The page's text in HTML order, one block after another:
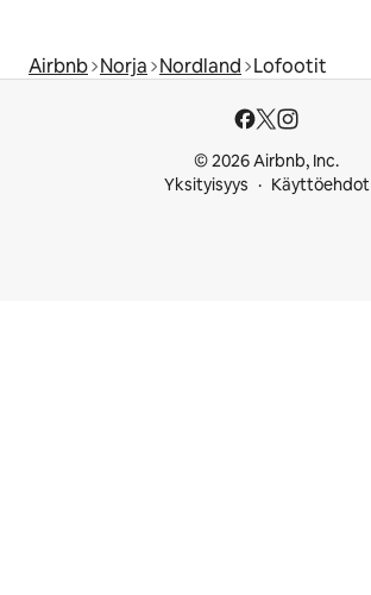
Airbnb Norja Nordland Lofootit
© 2026 Airbnb, Inc.
Yksityisyys
Käyttöehdot